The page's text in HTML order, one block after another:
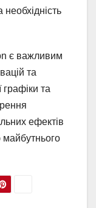
є важливим
та
та
ефектів
майбутнього